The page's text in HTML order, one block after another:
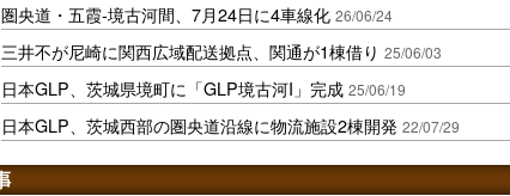
圏央道・五霞-境古河間、7月24日に4車線化 26/06/24
三井不が尼崎に関西広域配送拠点、関通が1棟借り 25/06/03
日本GLP、茨城県境町に「GLP境古河I」完成 25/06/19
日本GLP、茨城西部の圏央道沿線に物流施設2棟開発 22/07/29